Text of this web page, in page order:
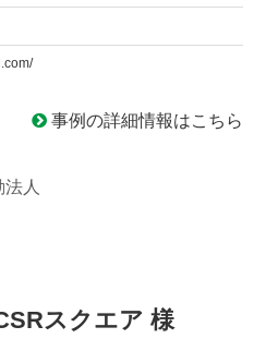
事例の詳細情報はこちら
人
スクエア 様